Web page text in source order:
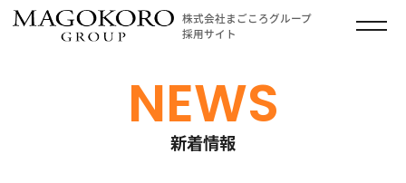
株式会社まごころグループ
採用サイト
新着情報
NEWS